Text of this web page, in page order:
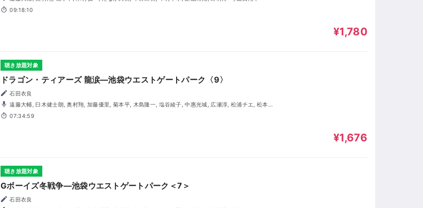
09:18:10
¥1,780
聴き放題対象
ドラゴン・ティアーズ 龍涙―池袋ウエストゲートパーク〈9〉
石田衣良
遠藤大輔, 臼木健士朗, 奥村翔, 加藤優里, 菊本平, 木島隆一, 塩谷綾子, 中惠光城, 広瀬淳, 松浦チエ, 松本忍,
三好晃佑, 三輪隆博, 茂木たかまさ, 森山和輝, 吉田聖子
07:34:59
¥1,676
聴き放題対象
Gボーイズ冬戦争―池袋ウエストゲートパーク＜7＞
石田衣良